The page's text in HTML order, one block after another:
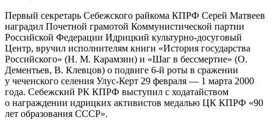
Первый секретарь Себежского райкома КПРФ Серей Матвеев
наградил Почетной грамотой Коммунистической партии
Российской Федерации Идрицкий культурно-досуговый
Центр, вручил исполнителям книги «История государства
Российского» (Н. М. Карамзин) и «Шаг в бессмертие» (О.
Дементьев, В. Клевцов) о подвиге 6-й роты в сражении
у чеченского селения Улус-Керт 29 февраля — 1 марта 2000
года. Себежский РК КПРФ выступил с ходатайством
о награждении идрицких активистов медалью ЦК КПРФ «90
лет образования СССР».